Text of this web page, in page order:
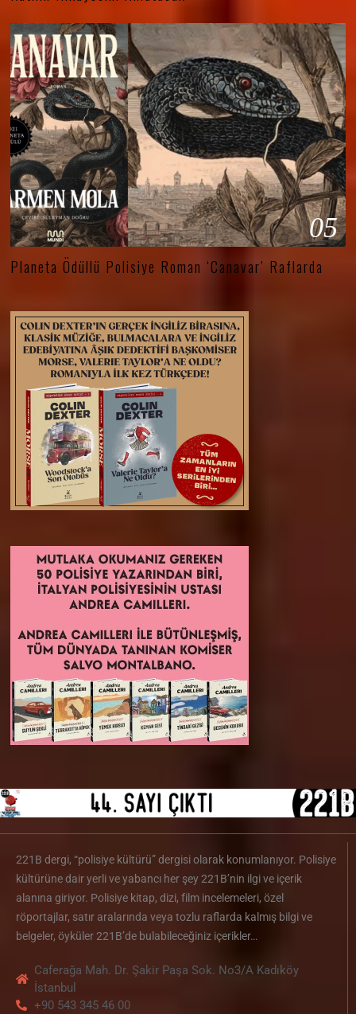
05
Planeta Ödüllü Polisiye Roman ‘Canavar’ Raflarda
221B dergi, “polisiye kültürü” dergisi olarak konumlanıyor. Polisiye
kültürüne dair yerli ve yabancı her şey 221B’nin ilgi ve içerik
alanına giriyor. Polisiye kitap, dizi, film incelemeleri, özel
röportajlar, satır aralarında veya tozlu raflarda kalmış bilgi ve
belgeler, öyküler 221B’de bulabileceğiniz içerikler…
Caferağa Mah. Dr. Şakir Paşa Sok. No3/A Kadıköy
İstanbul
+90 543 345 46 00